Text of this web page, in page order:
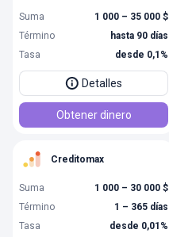
Suma
1 000 – 35 000 $
Término
hasta 90 días
Tasa
desde 0,1%
Detalles
Obtener dinero
Creditomax
Suma
1 000 – 30 000 $
Término
1 – 365 días
Tasa
desde 0,01%